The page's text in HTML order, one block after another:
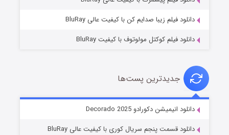
خاندان اژدها فصل ۳
دانلود فیلم زیبا صدایم کن با کیفیت عالی BluRay
دانلود فیلم کوکتل مولوتوف با کیفیت BluRay
جدیدترین پست‌ها
دانلود انیمیشن دکورادو Decorado 2025
دانلود قسمت پنجم سریال کوری با کیفیت عالی BluRay